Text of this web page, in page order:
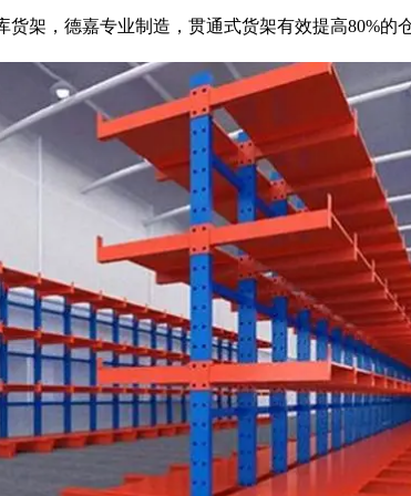
货架，德嘉专业制造，贯通式货架有效提高80%